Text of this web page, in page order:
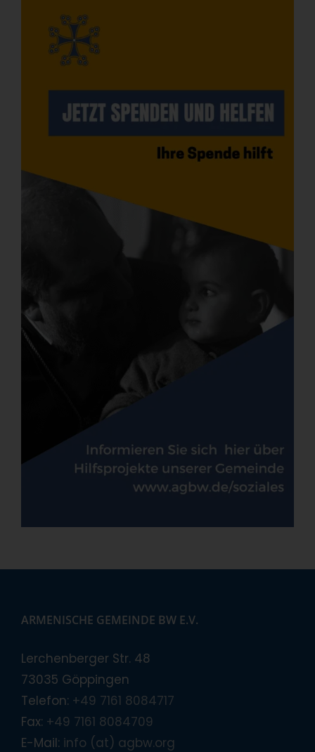
ARMENISCHE GEMEINDE BW E.V.
Lerchenberger Str. 48
73035 Göppingen
Telefon: +49 7161 8084717
Fax: +49 7161 8084709
E-Mail: info (at) agbw.org